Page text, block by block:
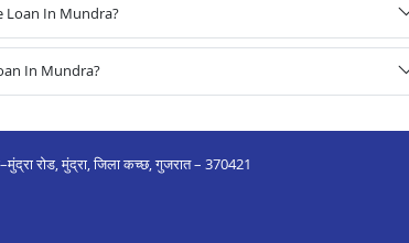
Loan In Mundra?
In Mundra?
रोड, मुंद्रा, जिला कच्छ, गुजरात – 370421